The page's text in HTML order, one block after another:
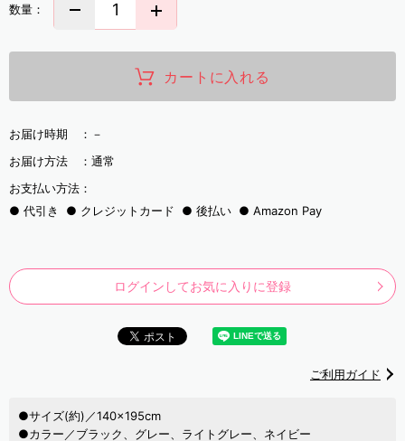
数量：
カートに入れる
お届け時期 ： －
お届け方法 ： 通常
お支払い方法：
代引き
クレジットカード 後払い Amazon Pay
ログインしてお気に入りに登録
ご利用ガイド
●サイズ(約)／140×195cm
●カラー／ブラック、グレー、ライトグレー、ネイビー